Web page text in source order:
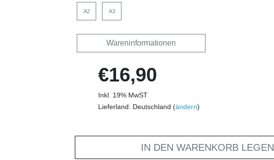
A2 A3
Wareninformationen
€16,90
Inkl. 19% MwST
Lieferland: Deutschland (ändern)
IN DEN WARENKORB LEGEN